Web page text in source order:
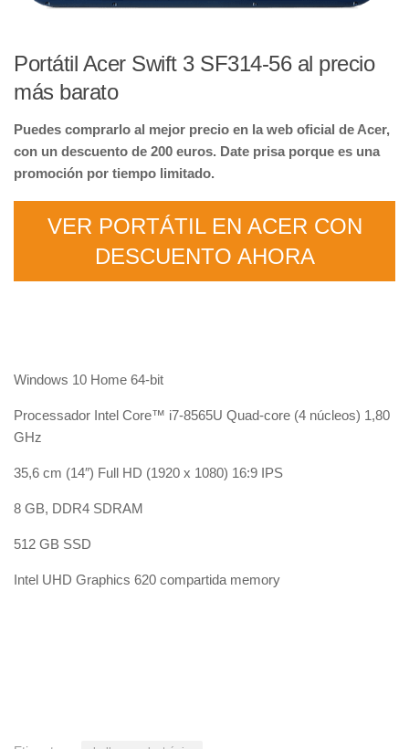
Portátil Acer Swift 3 SF314-56 al precio
más barato
Puedes comprarlo al mejor precio en la web oficial de Acer,
con un descuento de 200 euros. Date prisa porque es una
promoción por tiempo limitado.
VER PORTÁTIL EN ACER CON
DESCUENTO AHORA
Windows 10 Home 64-bit
Processador Intel Core™ i7-8565U Quad-core (4 núcleos) 1,80
GHz
35,6 cm (14″) Full HD (1920 x 1080) 16:9 IPS
8 GB, DDR4 SDRAM
512 GB SSD
Intel UHD Graphics 620 compartida memory